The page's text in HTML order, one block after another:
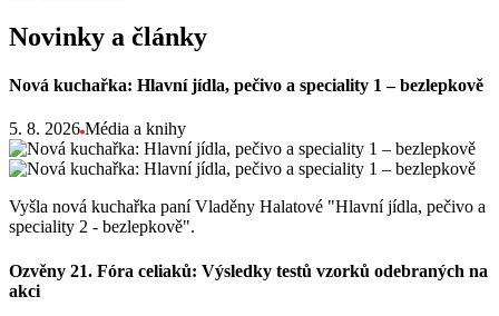
Novinky a články
Nová kuchařka: Hlavní jídla, pečivo a speciality 1 – bezlepkově
5. 8. 2026 Média a knihy
Vyšla nová kuchařka paní Vladěny Halatové "Hlavní jídla, pečivo a
speciality 2 - bezlepkově".
Ozvěny 21. Fóra celiaků: Výsledky testů vzorků odebraných na
akci